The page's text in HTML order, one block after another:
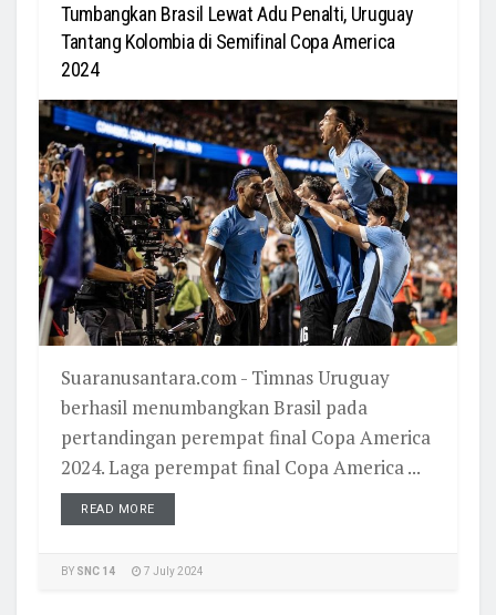
Tumbangkan Brasil Lewat Adu Penalti, Uruguay
Tantang Kolombia di Semifinal Copa America
2024
Suaranusantara.com - Timnas Uruguay
berhasil menumbangkan Brasil pada
pertandingan perempat final Copa America
2024. Laga perempat final Copa America ...
READ MORE
BY SNC 14 7 July 2024